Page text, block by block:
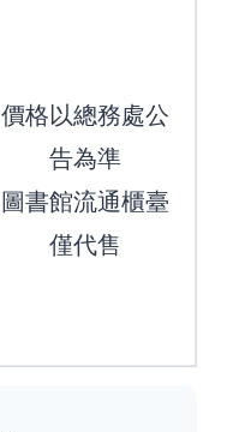
價格以總務處公
告為準
圖書館流通櫃臺
僅代售